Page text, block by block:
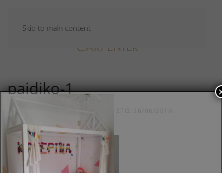
Skip to main content
paidiko-1
ΣΥΝΤΆΧΘΗΚΕ ΑΠΌ ΣΤΙΣ 26/06/2019.